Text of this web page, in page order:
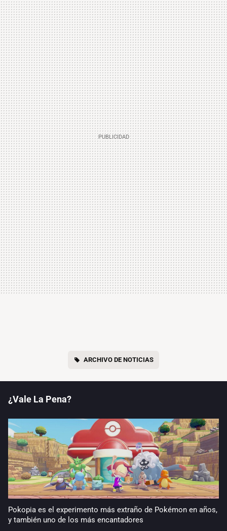
ARCHIVO DE NOTICIAS
¿Vale La Pena?
Pokopia es el experimento más extraño de Pokémon en años,
y también uno de los más encantadores